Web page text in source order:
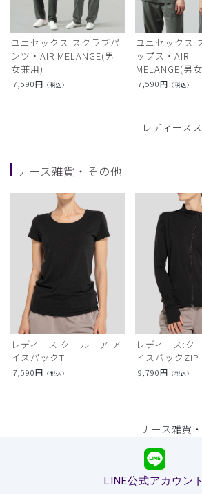
ユニセックス:スクラブパ
ンツ・AIR MELANGE(男
女兼用)
7,590円 （税込）
ユニセックス:
ップス・AIR
MELANGE(男
7,590円 （税込）
レディース
ナース雑貨・その他
レディース:クールコア ア
イスパックT
7,590円 （税込）
レディース:ク
イスパックZIP
9,790円 （税込）
ナース雑貨
LINE公式アカウント